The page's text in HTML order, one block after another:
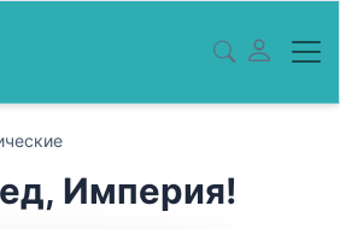
Империя!